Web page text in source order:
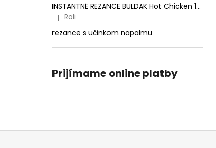
INSTANTNÉ REZANCE BULDAK Hot Chicken 140g
Hodnotenie produktu je 5 z 5 hviezdičiek.
| Roli
rezance s učinkom napalmu
Prijímame online platby
Z